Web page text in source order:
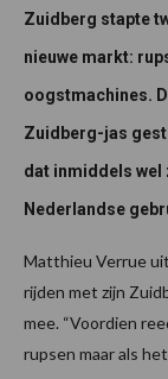
Zuidberg stapte
nieuwe markt:
oogstmachines.
Zuidberg-jas
dat inmiddels wel
Nederlandse
Matthieu Verrue
rijden met zijn
mee. “Voordien
rupsen maar als